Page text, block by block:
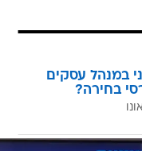
במנהל עסקים
בחירה?